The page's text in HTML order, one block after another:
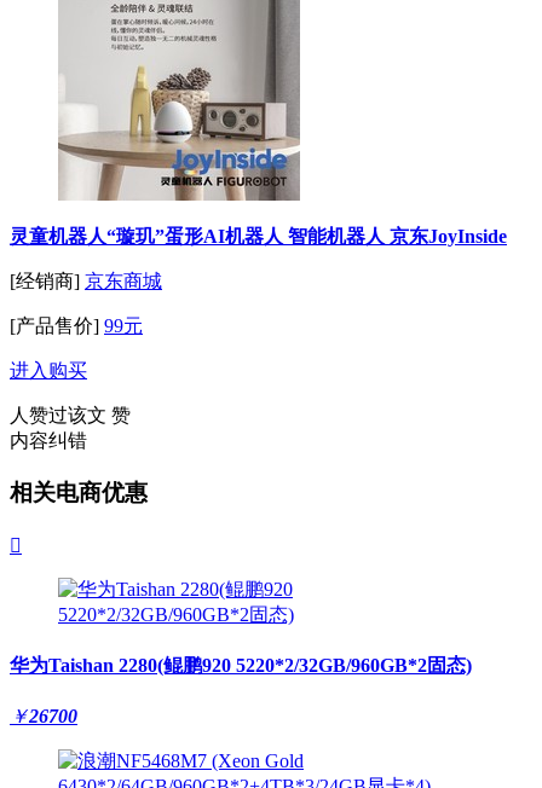
灵童机器人“璇玑”蛋形AI机器人 智能机器人 京东JoyInside
[经销商] 京东商城
[产品售价] 99元
进入购买
人赞过该文 赞
内容纠错
相关电商优惠

华为Taishan 2280(鲲鹏920 5220*2/32GB/960GB*2固态)
￥26700